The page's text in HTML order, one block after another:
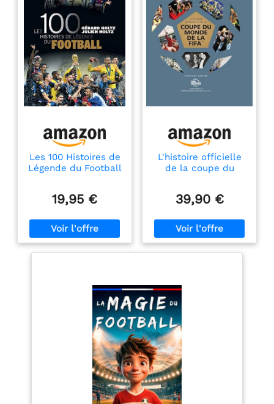
Les 100 Histoires de
Légende du Football
19,95 €
L'histoire officielle
de la coupe du
39,90 €